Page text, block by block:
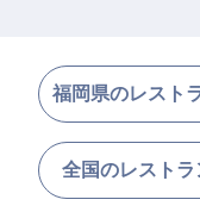
福岡県のレスト
全国のレスト